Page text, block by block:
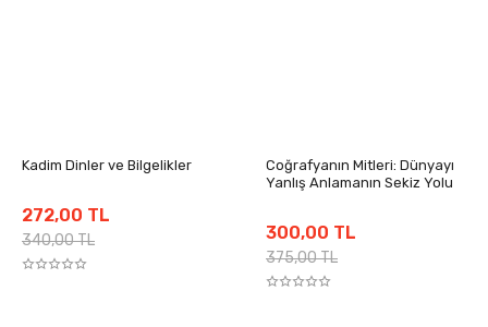
Kadim Dinler ve Bilgelikler
272,00 TL
340,00 TL
Coğrafyanın Mitleri: Dünyayı
Yanlış Anlamanın Sekiz Yolu
300,00 TL
375,00 TL